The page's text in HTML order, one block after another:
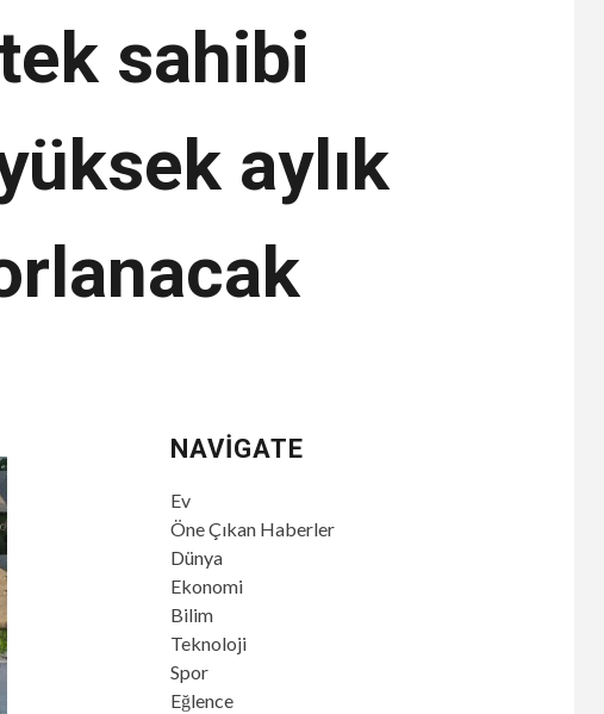
sahibi
aylık
NAVIGATE
Ev
Öne Çıkan Haberler
Dünya
Ekonomi
Bilim
Teknoloji
Spor
Eğlence